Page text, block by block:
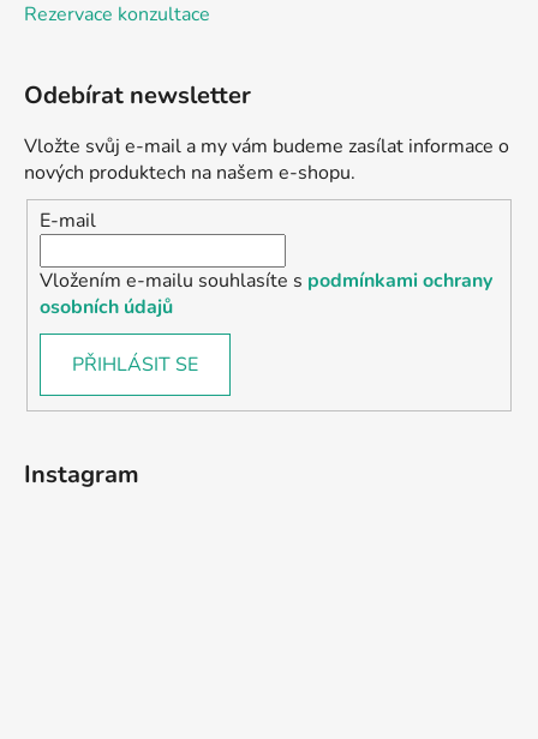
Rezervace konzultace
Odebírat newsletter
Vložte svůj e-mail a my vám budeme zasílat informace o
nových produktech na našem e-shopu.
E-mail
Vložením e-mailu souhlasíte s podmínkami ochrany
osobních údajů
PŘIHLÁSIT SE
Instagram